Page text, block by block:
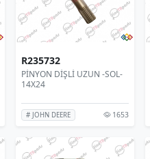
R235732
PİNYON DİŞLİ UZUN -SOL-
14X24
# JOHN DEERE 1653